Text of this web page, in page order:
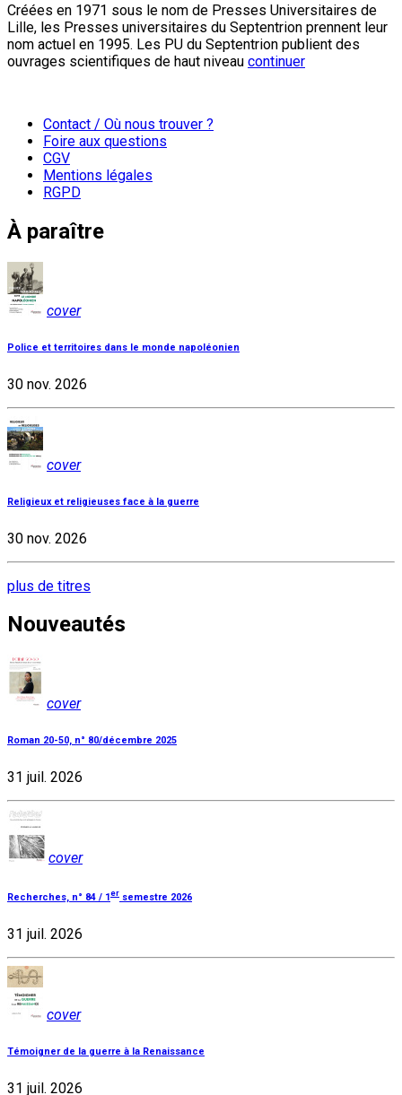
Créées en 1971 sous le nom de Presses Universitaires de
Lille, les Presses universitaires du Septentrion prennent leur
nom actuel en 1995. Les PU du Septentrion publient des
ouvrages scientifiques de haut niveau continuer
Contact / Où nous trouver ?
Foire aux questions
CGV
Mentions légales
RGPD
À paraître
cover
Police et territoires dans le monde napoléonien
30 nov. 2026
cover
Religieux et religieuses face à la guerre
30 nov. 2026
plus de titres
Nouveautés
cover
Roman 20-50, n° 80/décembre 2025
31 juil. 2026
cover
Recherches, n° 84 / 1er semestre 2026
31 juil. 2026
cover
Témoigner de la guerre à la Renaissance
31 juil. 2026